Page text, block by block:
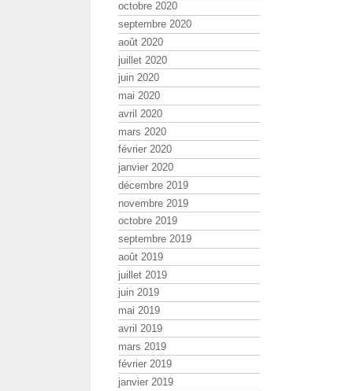
octobre 2020
septembre 2020
août 2020
juillet 2020
juin 2020
mai 2020
avril 2020
mars 2020
février 2020
janvier 2020
décembre 2019
novembre 2019
octobre 2019
septembre 2019
août 2019
juillet 2019
juin 2019
mai 2019
avril 2019
mars 2019
février 2019
janvier 2019